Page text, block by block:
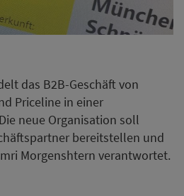
das B2B-Geschäft von
Priceline in einer
neue Organisation soll
bereitstellen und
Morgenshtern verantwortet.